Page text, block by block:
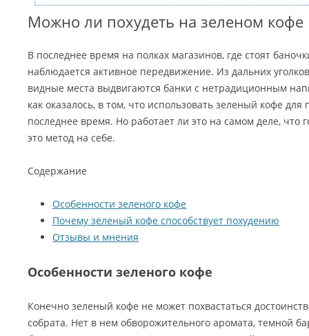
Можно ли похудеть на зеленом кофе
В последнее время на полках магазинов, где стоят
наблюдается активное передвижение. Из дальних
видные места выдвигаются банки с нетрадиционным
как оказалось, в том, что использовать зеленый кофе
последнее время. Но работает ли это на самом деле, что
это метод на себе.
Содержание
Особенности зеленого кофе
Почему зеленый кофе способствует похудению
Отзывы и мнения
Особенности зеленого кофе
Конечно зеленый кофе не может похвастаться
собрата. Нет в нем обворожительного аромата, темной